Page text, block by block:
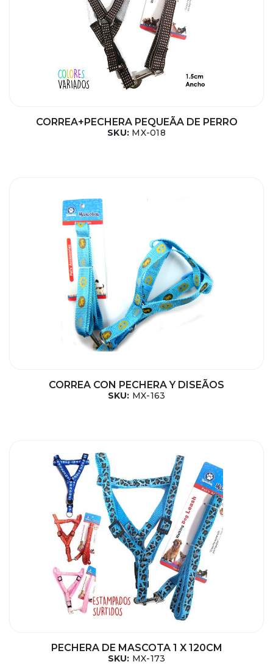
CORREA+PECHERA PEQUEÃA DE PERRO
SKU: MX-018
CORREA CON PECHERA Y DISEÃOS
SKU: MX-163
PECHERA DE MASCOTA 1 X 120CM
SKU: MX-173